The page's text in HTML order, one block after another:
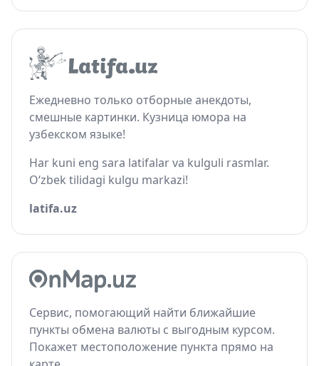
Ежедневно только отборные анекдоты,
смешные картинки. Кузница юмора на
узбекском языке!
Har kuni eng sara latifalar va kulguli rasmlar.
O‘zbek tilidagi kulgu markazi!
latifa.uz
Сервис, помогающий найти ближайшие
пункты обмена валюты с выгодным курсом.
Покажет местоположение пункта прямо на